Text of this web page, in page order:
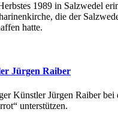
1989 in Salzwedel
die der
hatte.
Jürgen Raiber
Künstler Jürgen Raiber bei
unterstützen.